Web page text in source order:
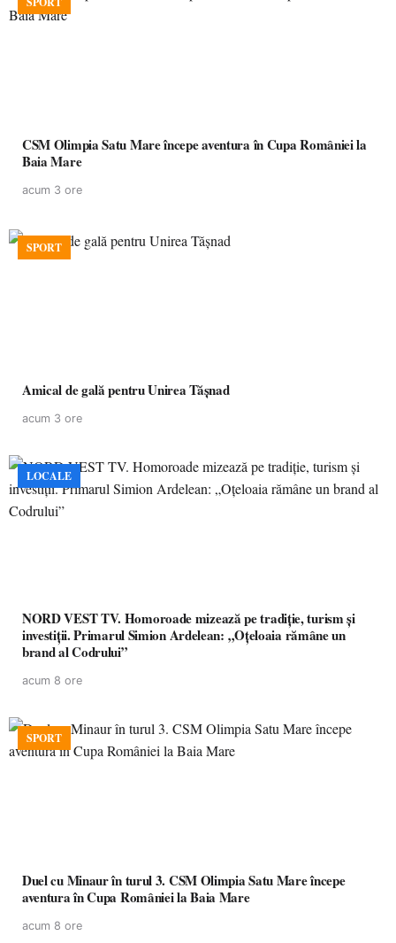
CSM Olimpia Satu Mare începe aventura în Cupa României la
Baia Mare
acum 3 ore
SPORT
Amical de gală pentru Unirea Tășnad
acum 3 ore
LOCALE
NORD VEST TV. Homoroade mizează pe tradiție, turism și
investiții. Primarul Simion Ardelean: „Oțeloaia rămâne un
brand al Codrului”
acum 8 ore
SPORT
Duel cu Minaur în turul 3. CSM Olimpia Satu Mare începe
aventura în Cupa României la Baia Mare
acum 8 ore